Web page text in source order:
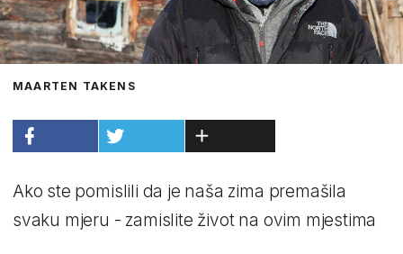
MAARTEN TAKENS
Ako ste pomislili da je naša zima premašila
svaku mjeru - zamislite život na ovim mjestima